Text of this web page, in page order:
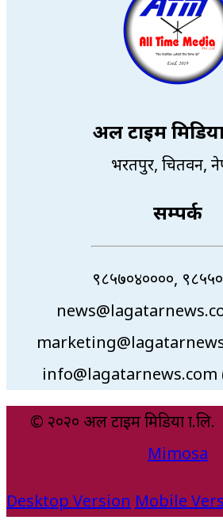
अल टाइम मिडिया
भरतपुर, चितवन,
सम्पर्क
९८५७०४००००,
info@lagatarnews.com
© २०२० अल टाइम मिडिया
Mimosa
Desktop Version Mobile